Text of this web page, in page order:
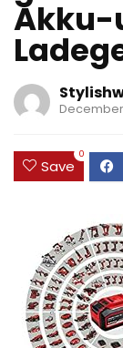
Akku-
December
Save
0